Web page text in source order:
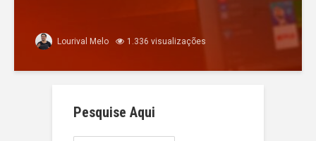
Lourival Melo 1.336 visualizações
Pesquise Aqui